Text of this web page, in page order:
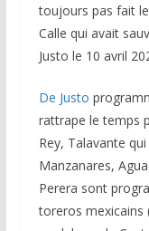
toujours pas fait le
Calle qui avait
Justo le 10 avril
De Justo
rattrape le temps
Rey, Talavante
Manzanares,
Perera sont
toreros mexicains